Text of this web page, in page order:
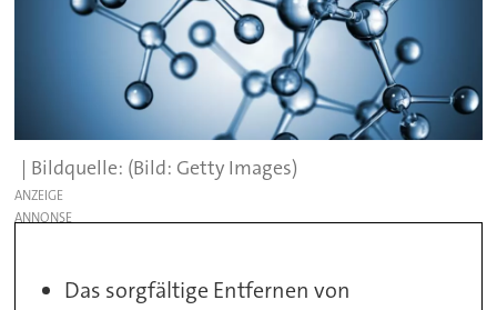
(Bild: Getty Images)
ANZEIGE
Das sorgfältige Entfernen von